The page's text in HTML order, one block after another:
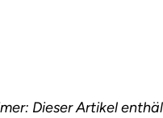
Dieser Artikel